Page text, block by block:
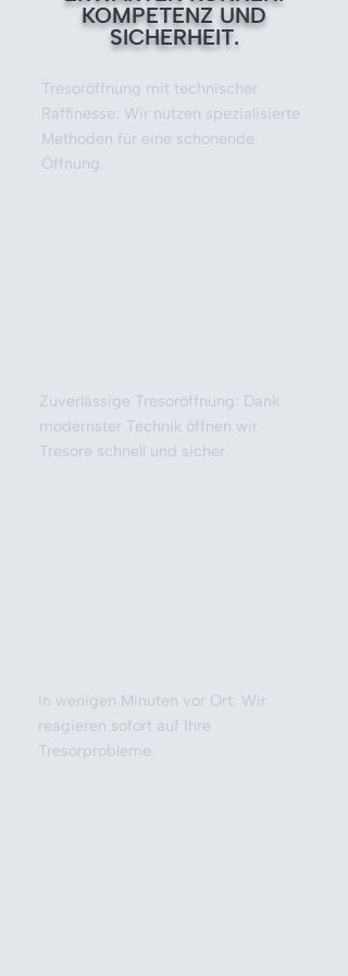
KOMPETENZ UND
SICHERHEIT.
Tresoröffnung mit technischer
Raffinesse: Wir nutzen spezialisierte
Methoden für eine schonende
Öffnung.
Zuverlässige Tresoröffnung: Dank
modernster Technik öffnen wir
Tresore schnell und sicher.
In wenigen Minuten vor Ort: Wir
reagieren sofort auf Ihre
Tresorprobleme.